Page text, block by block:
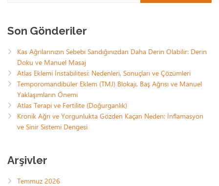
Son Gönderiler
Kas Ağrılarınızın Sebebi Sandığınızdan Daha Derin Olabilir: Derin
Doku ve Manuel Masaj
Atlas Eklemi İnstabilitesi: Nedenleri, Sonuçları ve Çözümleri
Temporomandibüler Eklem (TMJ) Blokajı, Baş Ağrısı ve Manuel
Yaklaşımların Önemi
Atlas Terapi ve Fertilite (Doğurganlık)
Kronik Ağrı ve Yorgunlukta Gözden Kaçan Neden: İnflamasyon
ve Sinir Sistemi Dengesi
Arşivler
Temmuz 2026